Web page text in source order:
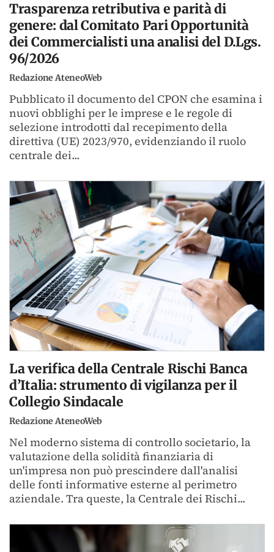
Trasparenza retributiva e parità di
genere: dal Comitato Pari Opportunità
dei Commercialisti una analisi del D.Lgs.
96/2026
Redazione AteneoWeb
Pubblicato il documento del CPON che esamina i
nuovi obblighi per le imprese e le regole di
selezione introdotti dal recepimento della
direttiva (UE) 2023/970, evidenziando il ruolo
centrale dei...
La verifica della Centrale Rischi Banca
d’Italia: strumento di vigilanza per il
Collegio Sindacale
Redazione AteneoWeb
Nel moderno sistema di controllo societario, la
valutazione della solidità finanziaria di
un'impresa non può prescindere dall'analisi
delle fonti informative esterne al perimetro
aziendale. Tra queste, la Centrale dei Rischi...